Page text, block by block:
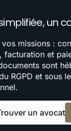
un
vos missions :
facturation et
sont
RGPD et sous
un avocat